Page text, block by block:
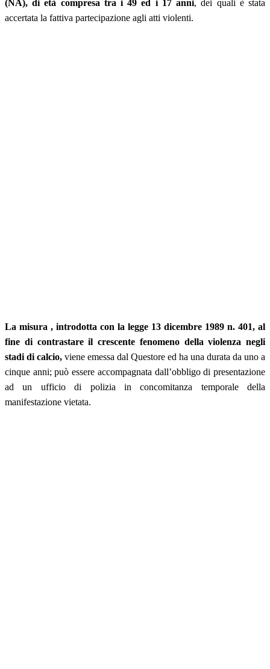
(NA), di età compresa tra i 49 ed i 17 anni, dei quali è stata
accertata la fattiva partecipazione agli atti violenti.
La misura , introdotta con la legge 13 dicembre 1989 n. 401, al
fine di contrastare il crescente fenomeno della violenza negli
stadi di calcio, viene emessa dal Questore ed ha una durata da uno a
cinque anni; può essere accompagnata dall’obbligo di presentazione
ad un ufficio di polizia in concomitanza temporale della
manifestazione vietata.